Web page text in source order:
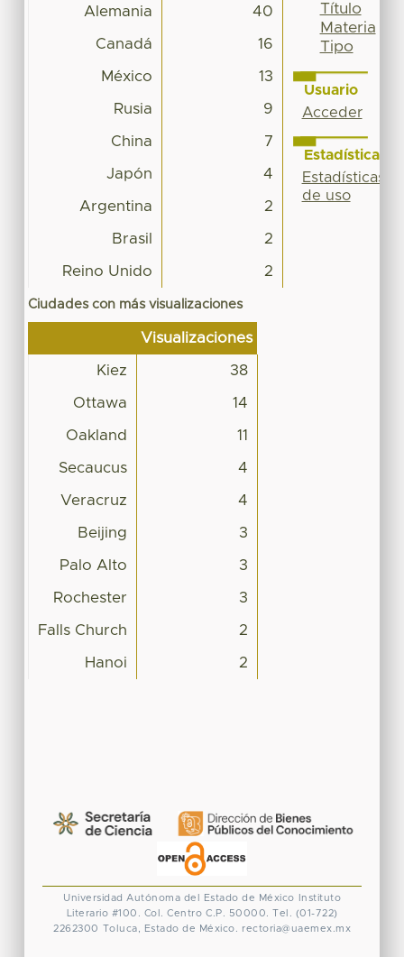
Alemania 40
Canadá 16
México 13
Rusia 9
China 7
Japón 4
Argentina 2
Brasil 2
Reino Unido 2
Ciudades con más visualizaciones
Visualizaciones
Kiez 38
Ottawa 14
Oakland 11
Secaucus 4
Veracruz 4
Beijing 3
Palo Alto 3
Rochester 3
Falls Church 2
Hanoi 2
Título
Materia
Tipo
Usuario
Acceder
Estadísticas
Estadísticas
de uso
Universidad Autónoma del Estado de México
Instituto
Literario #100. Col. Centro C.P. 50000. Tel. (01-722)
2262300 Toluca, Estado de México. rectoria@uaemex.mx